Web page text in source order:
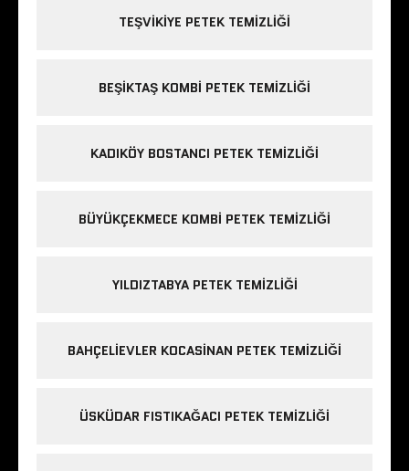
TEŞVIKIYE PETEK TEMIZLIĞI
BEŞIKTAŞ KOMBI PETEK TEMIZLIĞI
KADIKÖY BOSTANCI PETEK TEMIZLIĞI
BÜYÜKÇEKMECE KOMBI PETEK TEMIZLIĞI
YILDIZTABYA PETEK TEMIZLIĞI
BAHÇELIEVLER KOCASINAN PETEK TEMIZLIĞI
ÜSKÜDAR FISTIKAĞACI PETEK TEMIZLIĞI